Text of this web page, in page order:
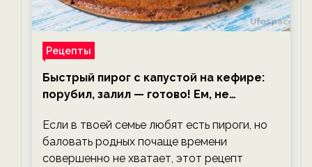
Рецепты
Быстрый пирог с капустой на кефире:
порубил, залил — готово! Ем, не
Если в твоей семье любят есть пироги, но
баловать родных почаще времени
совершенно не хватает, этот рецепт